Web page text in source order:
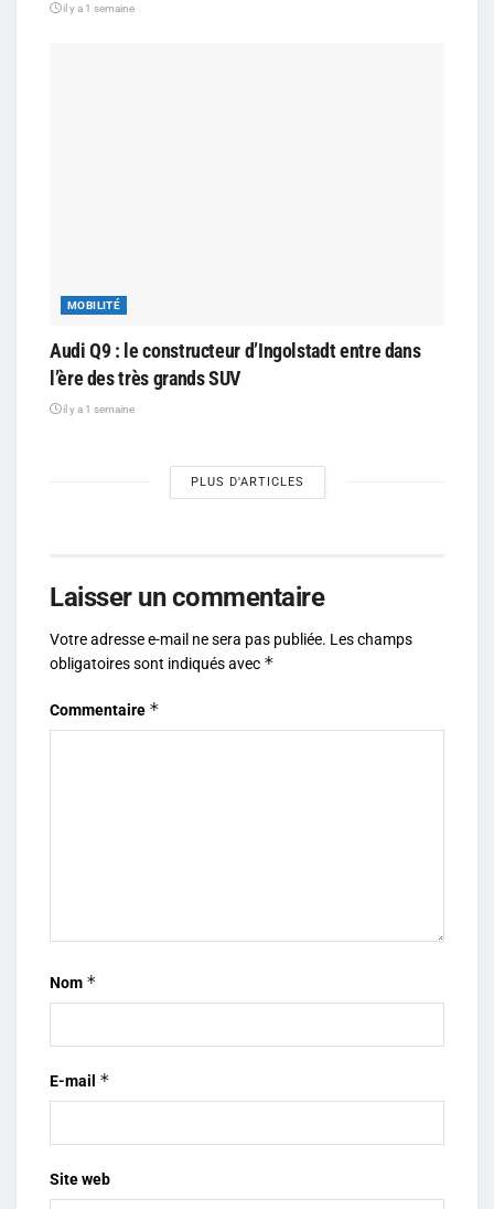
il y a 1 semaine
MOBILITÉ
Audi Q9 : le constructeur d’Ingolstadt entre dans
l’ère des très grands SUV
il y a 1 semaine
PLUS D'ARTICLES
Laisser un commentaire
Votre adresse e-mail ne sera pas publiée. Les champs
obligatoires sont indiqués avec *
Commentaire *
Nom *
E-mail *
Site web